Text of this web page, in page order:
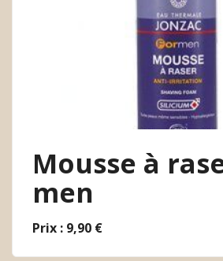
Mousse à
men
Prix : 9,90 €